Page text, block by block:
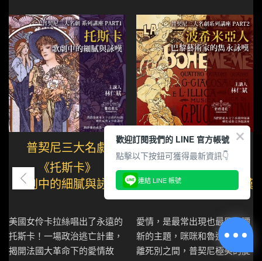
普契尼三大名劇
《托斯卡》
歌劇中的細膩與詠嘆
美國女伶卡拉絲唱出了永遠的
托斯卡！一場政治逃亡計畫，
揭開法國大革命下的愛情故
普契尼三大名劇
《波希米亞人》
巴黎藝術家的雋永詠嘆
愛情，是最常出現也最歷久彌
新的主題，咪咪和魯道夫的生
離死別之間，普契尼極美的旋
歡迎訂閱我們的 LINE 官方帳號
點擊以下按鈕可獲得最新資訊👇
連結 LINE 帳號